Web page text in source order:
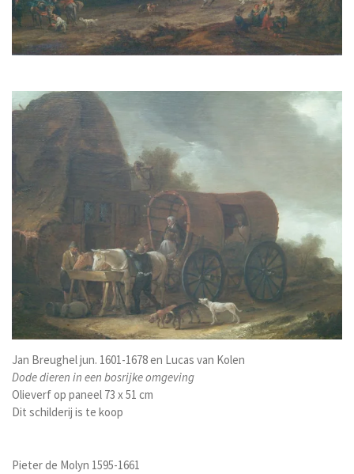
Jan Breughel jun. 1601-1678 en Lucas van Kolen
Dode dieren in een bosrijke omgeving
Olieverf op paneel 73 x 51 cm
Dit schilderij is te koop
Pieter de Molyn 1595-1661